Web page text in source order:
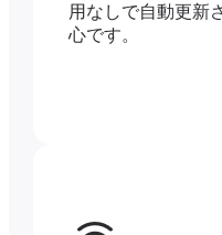
用なしで自動更新
心です。